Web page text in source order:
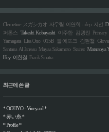
Clemetine スガシカオ 자우림 이연희 i-dep 지선
퍼톤스 Takeshi Kobayashi 이주한 김광진 Primary
Yamagata Lisa Ono 015B 벨 에포크 김현철
Santana Al Jarreau Mayaa Sakamoto Staireo Matsutoya
Hey 이한철 Frank Sinatra
최근에 쓴 글
* OOHYO - Vineyard *
* 赤い糸 *
* Profile *